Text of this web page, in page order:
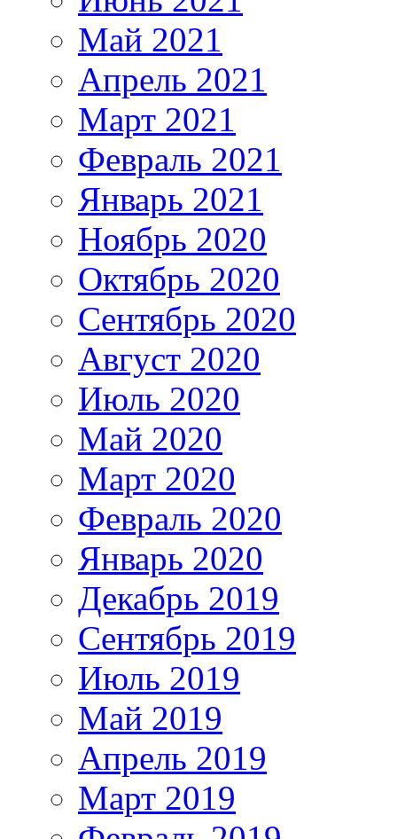
Май 2021
Апрель 2021
Март 2021
Февраль 2021
Январь 2021
Ноябрь 2020
Октябрь 2020
Сентябрь 2020
Август 2020
Июль 2020
Май 2020
Март 2020
Февраль 2020
Январь 2020
Декабрь 2019
Сентябрь 2019
Июль 2019
Май 2019
Апрель 2019
Март 2019